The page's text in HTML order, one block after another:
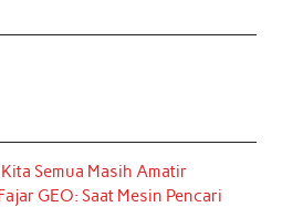
Semua Masih Amatir
GEO: Saat Mesin Pencari